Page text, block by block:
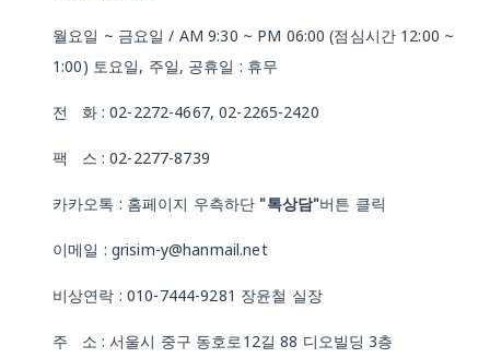
월요일 ~ 금요일 / AM 9:30 ~ PM 06:00 (점심시간 12:00 ~
1:00) 토요일, 주일, 공휴일 : 휴무
전 화 : 02-2272-4667, 02-2265-2420
팩 스 : 02-2277-8739
카카오톡 : 홈페이지 우측하단 "톡상담"버튼 클릭
이메일 : grisim-y@hanmail.net
비상연락 : 010-7444-9281 장윤철 실장
주 소 : 서울시 중구 동호로12길 88 디오빌딩 3층